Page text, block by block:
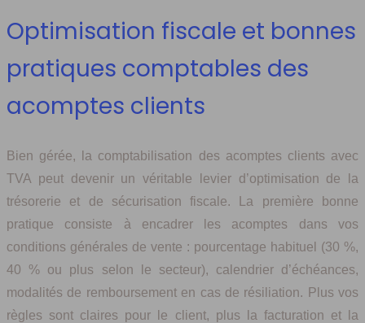
Optimisation fiscale et bonnes
pratiques comptables des
acomptes clients
Bien gérée, la comptabilisation des acomptes clients avec
TVA peut devenir un véritable levier d’optimisation de la
trésorerie et de sécurisation fiscale. La première bonne
pratique consiste à encadrer les acomptes dans vos
conditions générales de vente : pourcentage habituel (30 %,
40 % ou plus selon le secteur), calendrier d’échéances,
modalités de remboursement en cas de résiliation. Plus vos
règles sont claires pour le client, plus la facturation et la